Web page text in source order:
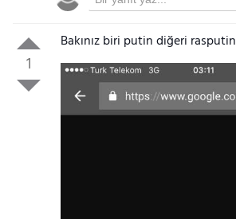
1
Bakınız biri putin diğeri rasputin